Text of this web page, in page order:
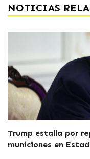
NOTICIAS
Trump estalla por
municiones en